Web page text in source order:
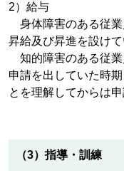
2）給与
身体障害のある従業
昇給及び昇進を設けて
知的障害のある従業
申請を出していた時
とを理解してからは
（3）指導・訓練